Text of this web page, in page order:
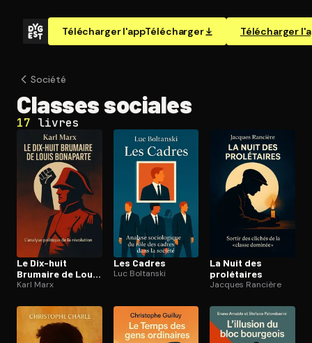
Télécharger l'appTélécharger Télécharger
Société
Classes sociales
17 livres
Le Dix-huit
Brumaire de Louis
Bonaparte
Karl Marx
Les Cadres
Luc Boltanski
La Nuit des
prolétaires
Jacques Rancière